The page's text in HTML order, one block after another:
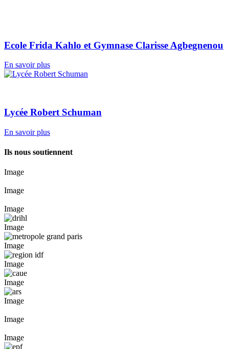
Ecole Frida Kahlo et Gymnase Clarisse Agbegnenou
En savoir plus
Lycée Robert Schuman
En savoir plus
Ils nous soutiennent
Image
Image
Image
Image
Image
Image
Image
Image
Image
Image